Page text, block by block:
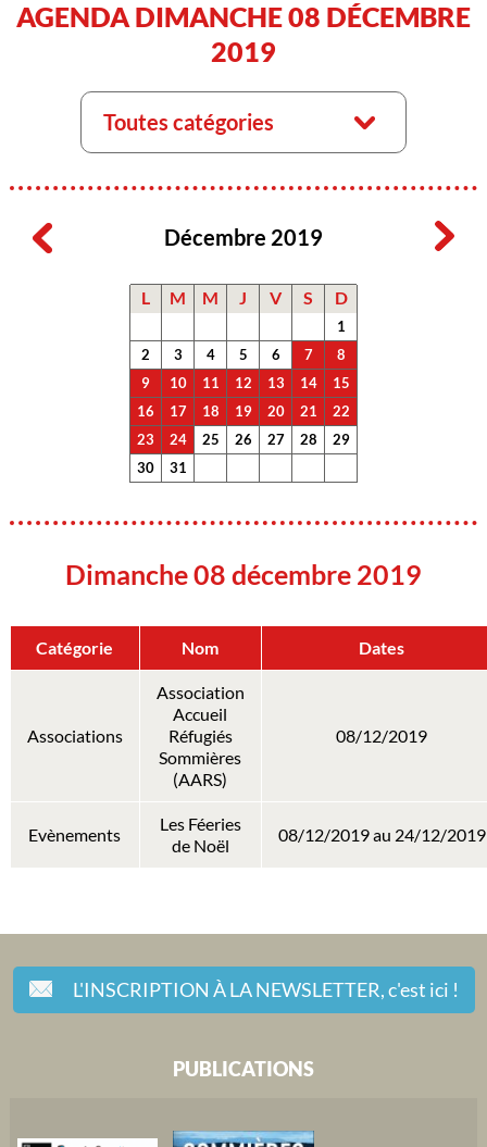
AGENDA DIMANCHE 08 DÉCEMBRE
2019
Toutes catégories
Décembre 2019
L M M J V S D
1
2
3 4 5 6 7
8
9
10 11 12 13 14
15
16
17 18 19 20 21
22
23
24 25 26 27 28
29
30
31
Dimanche 08 décembre 2019
Catégorie Nom Dates
Associations
Association
Accueil
Réfugiés
Sommières
(AARS)
08/12/2019
Evènements
Les Féeries
de Noël
08/12/2019 au 24/12/2019
L'INSCRIPTION À LA NEWSLETTER,c'est ici !
PUBLICATIONS